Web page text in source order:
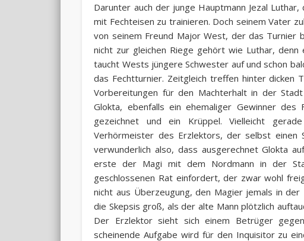
Darunter auch der junge Hauptmann Jezal
mit Fechteisen zu trainieren. Doch seinem Vater
von seinem Freund Major West, der das Turnier
nicht zur gleichen Riege gehört wie Luthar,
taucht Wests jüngere Schwester auf und schon
das Fechtturnier. Zeitgleich treffen hinter dicken
Vorbereitungen für den Machterhalt in der
Glokta, ebenfalls ein ehemaliger Gewinner
gezeichnet und ein Krüppel. Vielleicht
Verhörmeister des Erzlektors, der selbst einen
verwunderlich also, dass ausgerechnet Glokta
erste der Magi mit dem Nordmann in der
geschlossenen Rat einfordert, der zwar wohl
nicht aus Überzeugung, den Magier jemals in
die Skepsis groß, als der alte Mann plötzlich
Der Erzlektor sieht sich einem Betrüger
scheinende Aufgabe wird für den Inquisitor zu